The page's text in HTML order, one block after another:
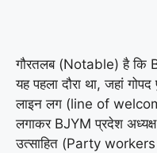
गौरतलब (Notable) है कि
यह पहला दौरा था, जहां
लाइन लग (line of
लगाकर BJYM प्रदेश अध्यक्ष
उत्साहित (Party